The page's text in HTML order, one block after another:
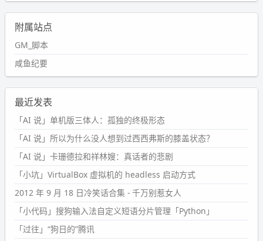
附属站点
GM_脚本
咸鱼纪要
最近发表
「AI 说」单机版三体人：孤独的终极形态
「AI 说」所以为什么没人想到过西西弗斯的膝盖状态？
「AI 说」卡珊德拉和祥林嫂：真话者的悲剧
「小坑」VirtualBox 虚拟机的 headless 启动方式
2012 年 9 月 18 日冷笑话合集 - 千万别惹女人
「小代码」搜狗输入法自定义短语分片管理「Python」
「过往」“狗日的”腾讯